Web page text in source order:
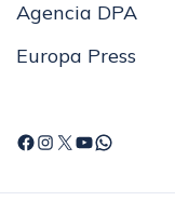
Agencia DPA
Europa Press